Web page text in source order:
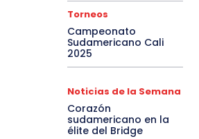
Torneos
Campeonato
Sudamericano Cali
2025
Noticias de la Semana
Corazón
sudamericano en la
élite del Bridge